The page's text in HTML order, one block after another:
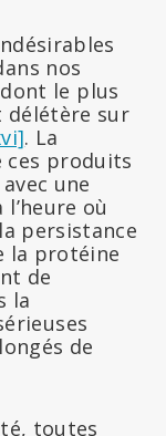
nos
le plus
délétère sur
. La
ces produits
une
où
persistance
la protéine
de
la
de
toutes